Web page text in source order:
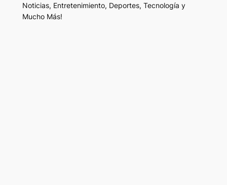
Noticias, Entretenimiento, Deportes, Tecnología y
Mucho Más!